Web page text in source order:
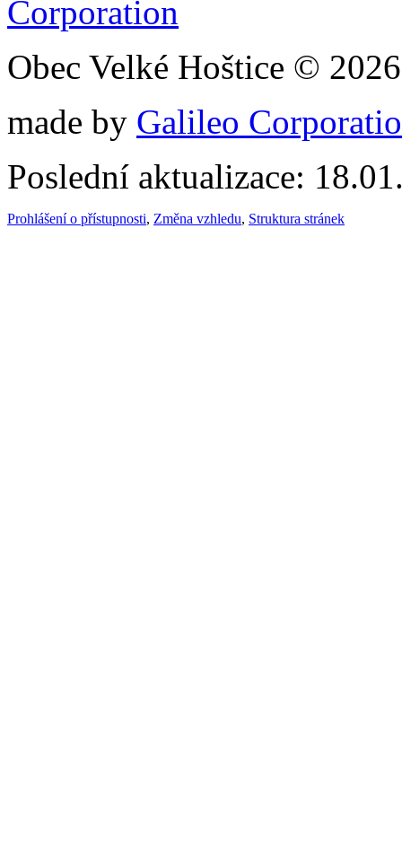
Obec Velké Hoštice © 2026
made by Galileo
Poslední aktualizace:
Prohlášení o přístupnosti, Změna vzhledu, Struktura stránek